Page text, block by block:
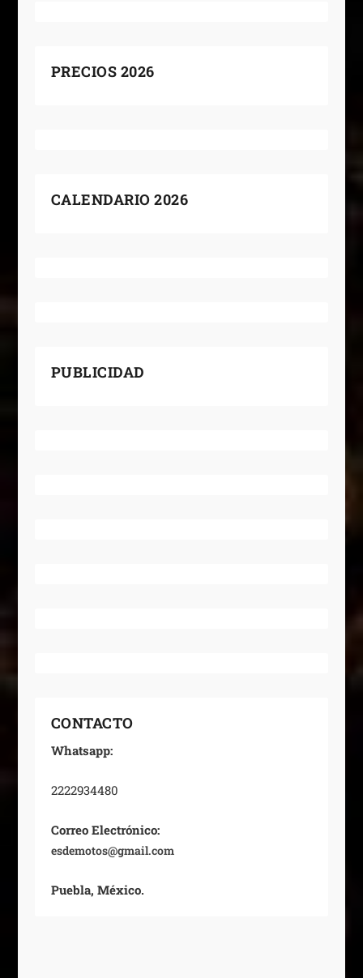
PRECIOS 2026
CALENDARIO 2026
PUBLICIDAD
CONTACTO
Whatsapp:
2222934480
Correo Electrónico:
esdemotos@gmail.com
Puebla, México.